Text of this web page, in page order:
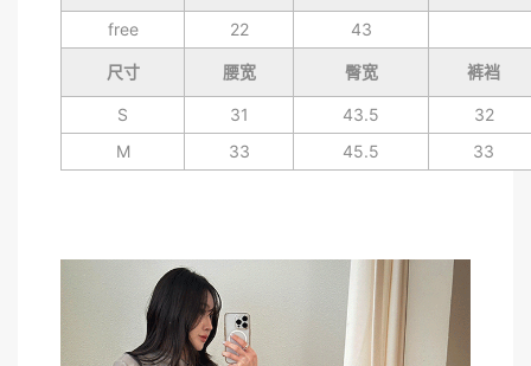
free 22 43
尺寸 腰宽 臀宽 裤裆
S 31 43.5
32
M
33 45.5 33